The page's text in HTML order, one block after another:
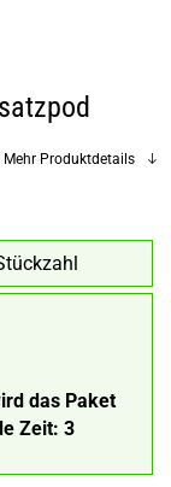
Mehr Produktdetails
das Paket
Zeit: 3